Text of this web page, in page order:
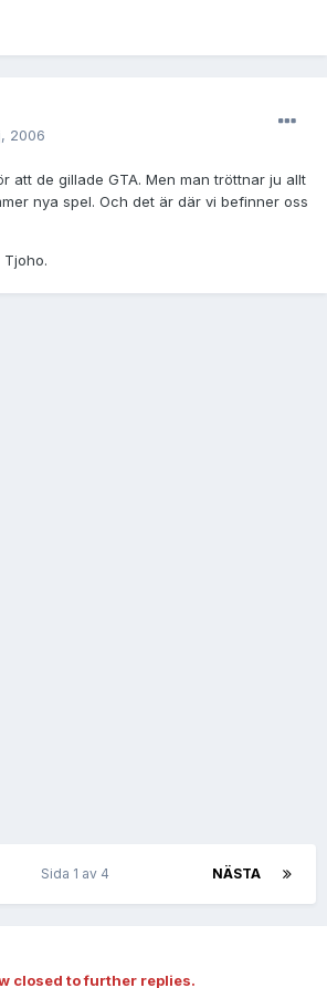
2006
att de gillade GTA. Men man tröttnar ju allt
nya spel. Och det är där vi befinner oss
NÄSTA
Sida 1 av 4
closed to further replies.